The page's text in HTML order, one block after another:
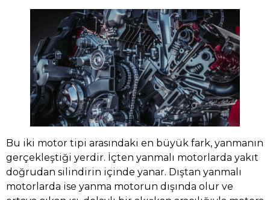
Bu iki motor tipi arasındaki en büyük fark, yanmanın
gerçekleştiği yerdir. İçten yanmalı motorlarda yakıt
doğrudan silindirin içinde yanar. Dıştan yanmalı
motorlarda ise yanma motorun dışında olur ve